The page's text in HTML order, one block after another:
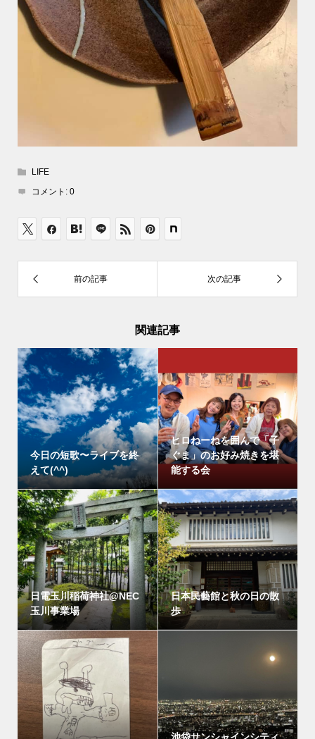
LIFE
コメント: 0
関連記事
今日の短歌〜ライブを終
えて(^^)
ヒロねーねを囲んで「子
ぐま」のお好み焼きを堪
能する会
日電玉川稲荷神社@NEC
玉川事業場
日本民藝館と秋の日の散
歩